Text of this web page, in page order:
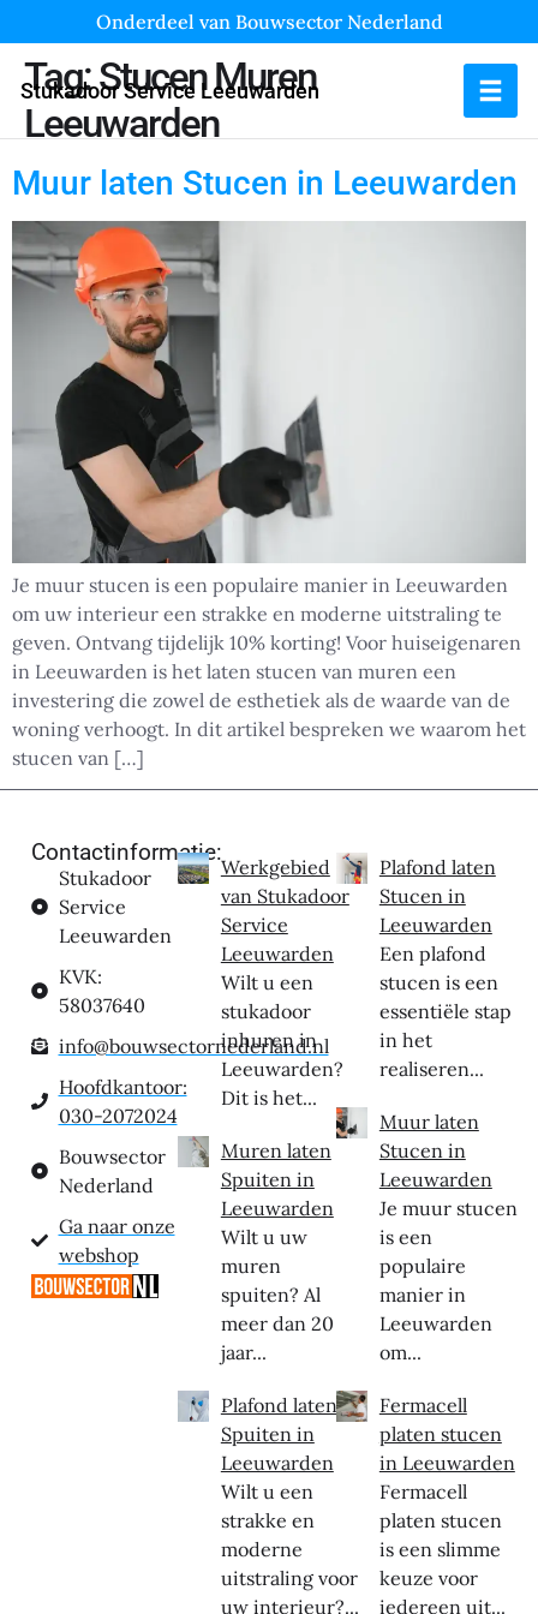
Onderdeel van Bouwsector Nederland
Stukadoor Service Leeuwarden
Tag:Stucen Muren
Leeuwarden
Muur laten Stucen in Leeuwarden
Je muur stucen is een populaire manier in Leeuwarden
om uw interieur een strakke en moderne uitstraling te
geven. Ontvang tijdelijk 10% korting! Voor huiseigenaren
in Leeuwarden is het laten stucen van muren een
investering die zowel de esthetiek als de waarde van de
woning verhoogt. In dit artikel bespreken we waarom het
stucen van […]
Contactinformatie:
Stukadoor
Service
Leeuwarden
KVK:
58037640
info@bouwsectornederland.nl
Hoofdkantoor:
030-2072024
Bouwsector
Nederland
Ga naar onze
webshop
Werkgebied
van Stukadoor
Service
Leeuwarden
Wilt u een
stukadoor
inhuren in
Leeuwarden?
Dit is het...
Muren laten
Spuiten in
Leeuwarden
Wilt u uw
muren
spuiten? Al
meer dan 20
jaar...
Plafond laten
Spuiten in
Leeuwarden
Wilt u een
strakke en
moderne
uitstraling voor
uw interieur?...
Plafond laten
Stucen in
Leeuwarden
Een plafond
stucen is een
essentiële stap
in het
realiseren...
Muur laten
Stucen in
Leeuwarden
Je muur stucen
is een
populaire
manier in
Leeuwarden
om...
Fermacell
platen stucen
in Leeuwarden
Fermacell
platen stucen
is een slimme
keuze voor
iedereen uit...